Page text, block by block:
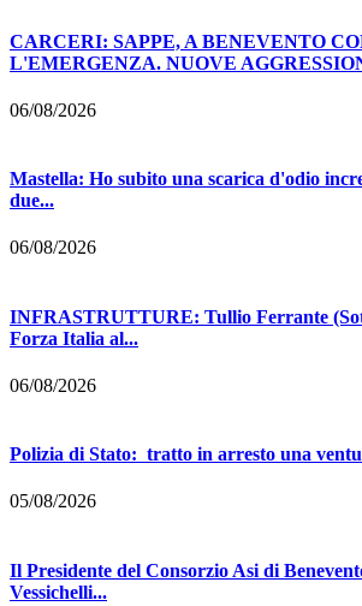
CARCERI: SAPPE, A BENEVENTO
L'EMERGENZA. NUOVE
06/08/2026
Mastella: Ho subito una scarica d'odio
due...
06/08/2026
INFRASTRUTTURE: Tullio Ferrante
Forza Italia al...
06/08/2026
Polizia di Stato: tratto in arresto una
05/08/2026
Il Presidente del Consorzio Asi di
Vessichelli...